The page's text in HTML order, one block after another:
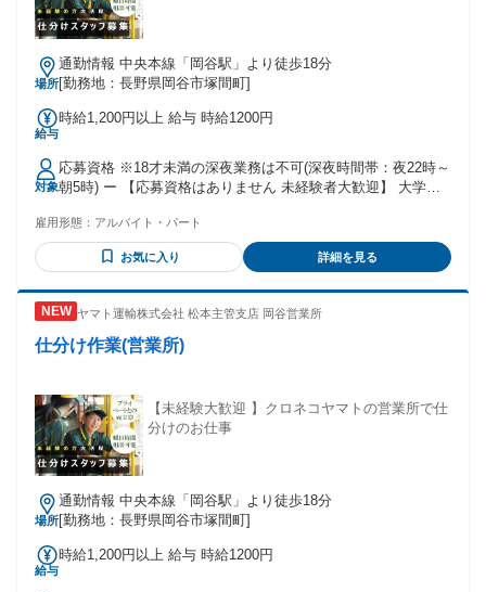
場所
通勤情報 中央本線「岡谷駅」より徒歩18分
[勤務地：長野県岡谷市塚間町]
給与
時給1,200円以上 給与 時給1200円
対象
応募資格 ※18才未満の深夜業務は不可(深夜時間帯：夜22時～
朝5時) ー 【応募資格はありません 未経験者大歓迎】 大学生 /
養範囲内 /Wワーク・副業も相談可能 (一部社内規定による) ◆
ハローワークでお仕事探し中の方にもおすすめ ◆中高年の方
も多数活躍しています。 【先輩スタッフさんの職歴例】 全く
た方 ・コンビニやスーパーなどの販売接客をされていた方 ・
軽作業スタッフとして深夜バイトをされていた方 ・データ入
力等の事務をされていた方 ・短期で倉庫内作業をされていた
雇用形態： アルバイト・パート
お気に入り 詳細を見る
ヤマト運輸株式会社 松本主管支店 岡谷営業所
仕分け作業(営業所)
【未経験大歓迎 】クロネコヤマトの営業所で仕
分けのお仕事
場所
通勤情報 中央本線「岡谷駅」より徒歩18分
[勤務地：長野県岡谷市塚間町]
給与
時給1,200円以上 給与 時給1200円